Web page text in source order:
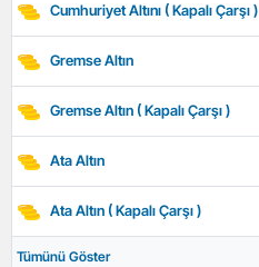
Cumhuriyet Altını ( Kapalı Çarşı )
Gremse Altın
Gremse Altın ( Kapalı Çarşı )
Ata Altın
Ata Altın ( Kapalı Çarşı )
Tümünü Göster